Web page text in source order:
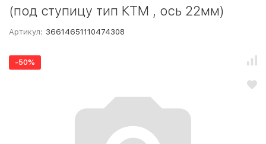
(под ступицу тип КТМ , ось 22мм)
Артикул: 36614651110474308
-50%